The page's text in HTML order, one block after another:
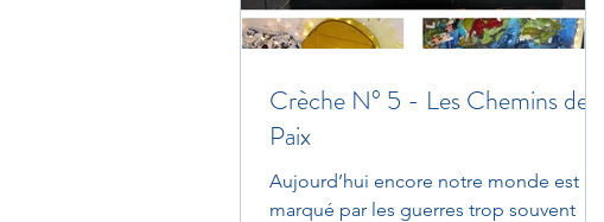
Crèche N° 5 - Les Chemins de la
Paix
Aujourd’hui encore notre monde est
marqué par les guerres trop souvent